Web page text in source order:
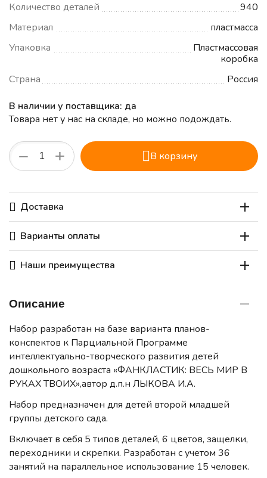
Количество деталей
940
Материал
пластмасса
Упаковка
Пластмассовая
коробка
Страна
Россия
В наличии у поставщика: да
Товара нет у нас на складе, но можно подождать.
+
− В корзину
Доставка
Варианты оплаты
Наши преимущества
Описание
Набор разработан на базе варианта планов-
конспектов к Парциальной Программе
интеллектуально-творческого развития детей
дошкольного возраста «ФАНКЛАСТИК: ВЕСЬ МИР В
РУКАХ ТВОИХ»,автор д.п.н ЛЫКОВА И.А.
Набор предназначен для детей второй младшей
группы детского сада.
Включает в себя 5 типов деталей, 6 цветов, защелки,
переходники и скрепки. Разработан с учетом 36
занятий на параллельное использование 15 человек.